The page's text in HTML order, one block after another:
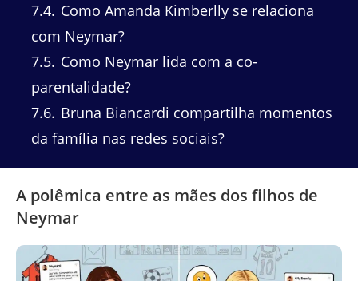
7.4 Como Amanda Kimberlly se relaciona
com Neymar?
7.5 Como Neymar lida com a co-
parentalidade?
7.6 Bruna Biancardi compartilha momentos
da família nas redes sociais?
A polêmica entre as mães dos filhos de
Neymar